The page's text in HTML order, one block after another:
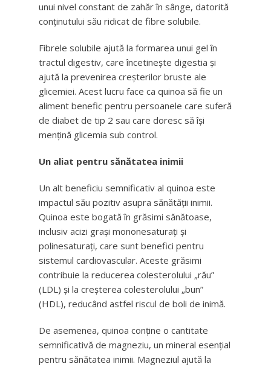
unui nivel constant de zahăr în sânge, datorită
conținutului său ridicat de fibre solubile.
Fibrele solubile ajută la formarea unui gel în
tractul digestiv, care încetinește digestia și
ajută la prevenirea creșterilor bruste ale
glicemiei. Acest lucru face ca quinoa să fie un
aliment benefic pentru persoanele care suferă
de diabet de tip 2 sau care doresc să își
mențină glicemia sub control.
Un aliat pentru sănătatea inimii
Un alt beneficiu semnificativ al quinoa este
impactul său pozitiv asupra sănătății inimii.
Quinoa este bogată în grăsimi sănătoase,
inclusiv acizi grași mononesaturați și
polinesaturați, care sunt benefici pentru
sistemul cardiovascular. Aceste grăsimi
contribuie la reducerea colesterolului „rău”
(LDL) și la creșterea colesterolului „bun”
(HDL), reducând astfel riscul de boli de inimă.
De asemenea, quinoa conține o cantitate
semnificativă de magneziu, un mineral esențial
pentru sănătatea inimii. Magneziul ajută la